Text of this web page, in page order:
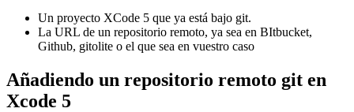
Un proyecto XCode 5 que ya está bajo git.
La URL de un repositorio remoto, ya sea en BItbucket,
Github, gitolite o el que sea en vuestro caso
Añadiendo un repositorio remoto git en
Xcode 5